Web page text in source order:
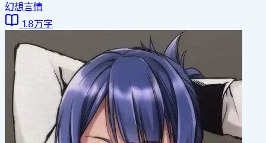
幻想言情
1.8万字